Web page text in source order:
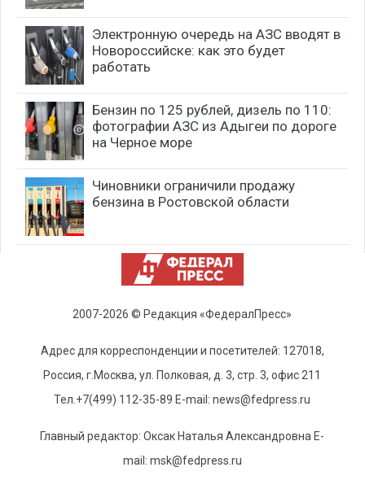
Электронную очередь на АЗС вводят в
Новороссийске: как это будет
работать
Бензин по 125 рублей, дизель по 110:
фотографии АЗС из Адыгеи по дороге
на Черное море
Чиновники ограничили продажу
бензина в Ростовской области
2007-2026 © Редакция «ФедералПресс»
Адрес для корреспонденции и посетителей: 127018,
Россия, г.Москва, ул. Полковая, д. 3, стр. 3, офис 211
Тел.+7(499) 112-35-89 E-mail: news@fedpress.ru
Главный редактор: Оксак Наталья Александровна E-
mail: msk@fedpress.ru